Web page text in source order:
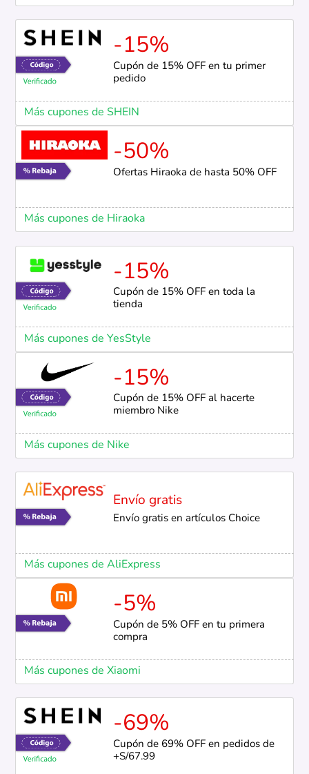
-15%
Cupón de 15% OFF en tu primer
pedido
Más cupones de SHEIN
-50%
Ofertas Hiraoka de hasta 50% OFF
Más cupones de Hiraoka
-15%
Cupón de 15% OFF en toda la
tienda
Más cupones de YesStyle
-15%
Cupón de 15% OFF al hacerte
miembro Nike
Más cupones de Nike
Envío gratis
Envío gratis en artículos Choice
Más cupones de AliExpress
-5%
Cupón de 5% OFF en tu primera
compra
Más cupones de Xiaomi
-69%
Cupón de 69% OFF en pedidos de
+S/67.99